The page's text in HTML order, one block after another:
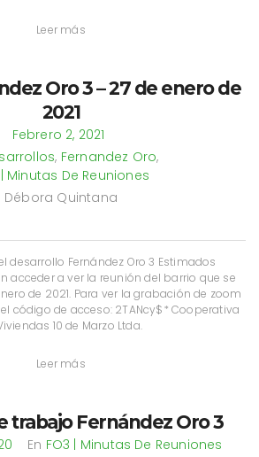
Leer más
Oro 3 – 27 de enero de
2021
Febrero 2, 2021
, Fernandez Oro,
| Minutas De Reuniones
Débora Quintana
desarrollo Fernández Oro 3 Estimados
acceder a ver la reunión del barrio que se
de 2021. Para ver la grabación de zoom
código de acceso: 2TANcy$* Cooperativa
10 de Marzo Ltda.
Leer más
trabajo Fernández Oro 3
En FO3 | Minutas De Reuniones